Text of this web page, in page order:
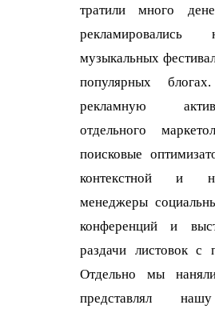
тратили много
рекламировались
музыкальных
популярных
рекламную
отдельного
поисковые
контекстной и
менеджеры
конференций и
раздачи листовок
Отдельно мы
представлял